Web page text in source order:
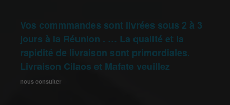
Vos commmandes sont livrées sous 2 à 3
jours à la Réunion . … La qualité et la
rapidité de livraison sont primordiales.
Livraison Cilaos et Mafate veuillez
nous consulter